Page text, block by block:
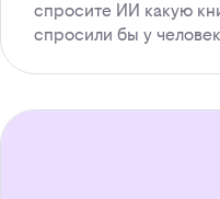
спросите ИИ какую
спросили бы у